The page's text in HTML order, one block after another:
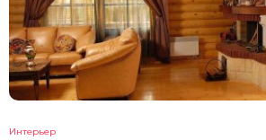
Интерьер